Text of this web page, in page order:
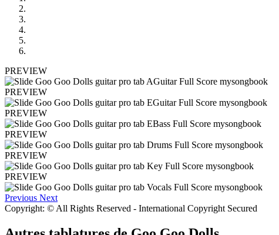
PREVIEW
PREVIEW
PREVIEW
PREVIEW
PREVIEW
PREVIEW
Previous Next
Copyright: © All Rights Reserved - International Copyright Secured